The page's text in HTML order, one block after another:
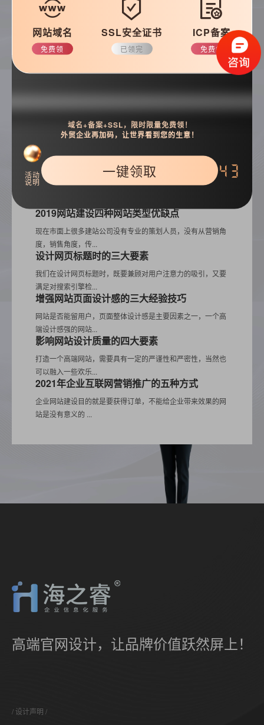
建站技巧
搜索
热门推荐
2019网站建设四种网站类型优缺点
现在市面上很多建站公司没有专业的策划人员，没有从营销角
度，销售角度，传...
设计网页标题时的三大要素
我们在设计网页标题时，既要兼顾对用户注意力的吸引，又要
满足对搜索引擎检...
增强网站页面设计感的三大经验技巧
网站是否能留用户，页面整体设计感是主要因素之一，一个高
端设计感强的网站...
影响网站设计质量的四大要素
打造一个高端网站，需要具有一定的严谨性和严密性，当然也
可以融入一些欢乐...
2021年企业互联网营销推广的五种方式
企业网站建设目的就是要获得订单，不能给企业带来效果的网
站是没有意义的 ...
高端官网设计，让品牌价值跃然屏上！
设计声明
网站域名
免费领
SSL安全证书
已领完
ICP备案
免费领
活动
说明
域名+备案+SSL，限时限量免费领！
外贸企业再加码，让世界看到您的生意！
一键领取 42